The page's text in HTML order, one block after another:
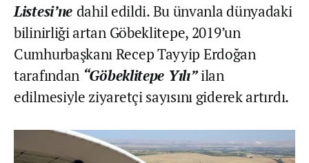
Listesi’ne dahil edildi. Bu ünvanla dünyadaki
bilinirliği artan Göbeklitepe, 2019’un
Cumhurbaşkanı Recep Tayyip Erdoğan
tarafından “Göbeklitepe Yılı”ilan
edilmesiyle ziyaretçi sayısını giderek artırdı.